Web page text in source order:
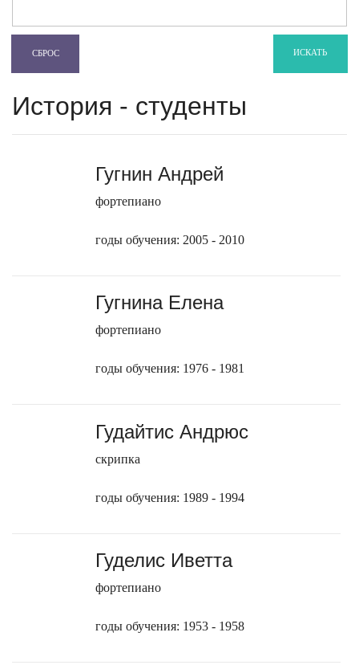
СБРОС ИСКАТЬ
История - студенты
Гугнин Андрей
фортепиано
годы обучения: 2005 - 2010
Гугнина Елена
фортепиано
годы обучения: 1976 - 1981
Гудайтис Андрюс
скрипка
годы обучения: 1989 - 1994
Гуделис Иветта
фортепиано
годы обучения: 1953 - 1958